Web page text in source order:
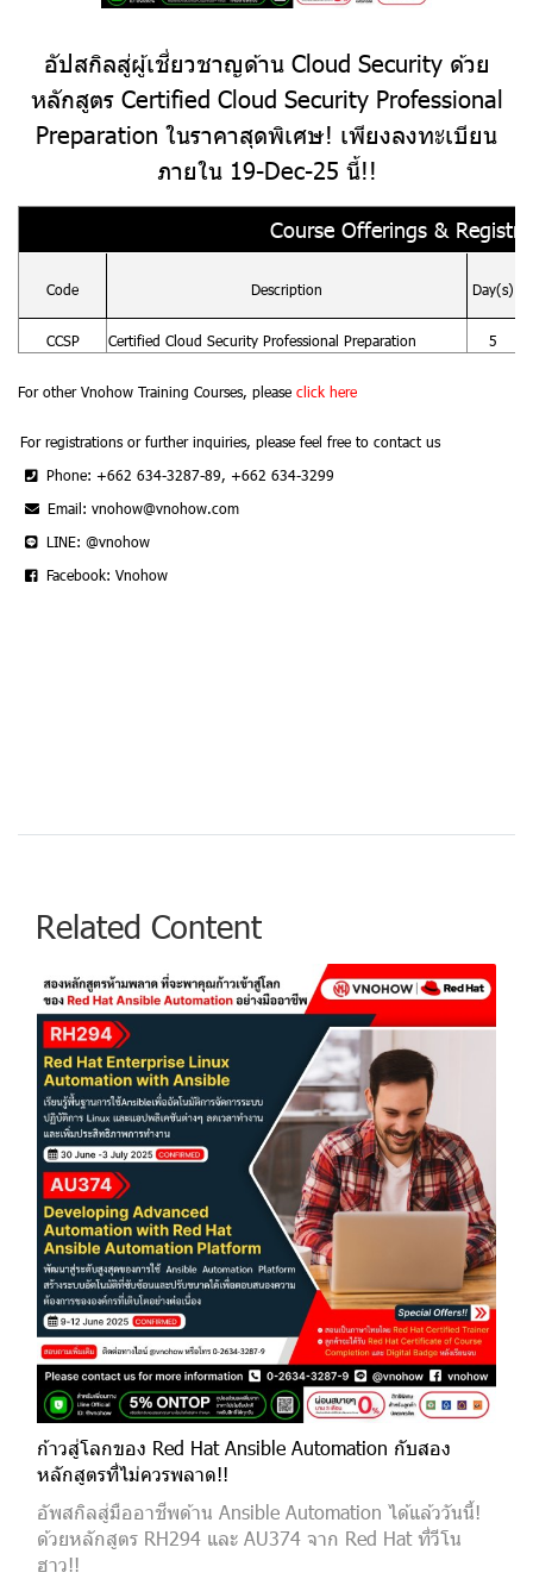
อัปสกิลสู่ผู้เชี่ยวชาญด้าน Cloud Security ด้วย
หลักสูตร Certified Cloud Security Professional
Preparation ในราคาสุดพิเศษ! เพียงลงทะเบียน
ภายใน 19-Dec-25 นี้!!
Course Offerings &
Code Description Day(s)
CCSP Certified Cloud Security Professional Preparation 5
For other Vnohow Training Courses, please click here
For registrations or further inquiries, please feel free to contact us
Phone: +662 634-3287-89, +662 634-3299
Email: vnohow@vnohow.com
LINE: @vnohow
Facebook: Vnohow
Related Content
ก้าวสู่โลกของ Red Hat Ansible Automation กับสอง
หลักสูตรที่ไม่ควรพลาด!!
อัพสกิลสู่มืออาชีพด้าน Ansible Automation ได้แล้ววันนี้!
ด้วยหลักสูตร RH294 และ AU374 จาก Red Hat ที่วีโน
ฮาว!!